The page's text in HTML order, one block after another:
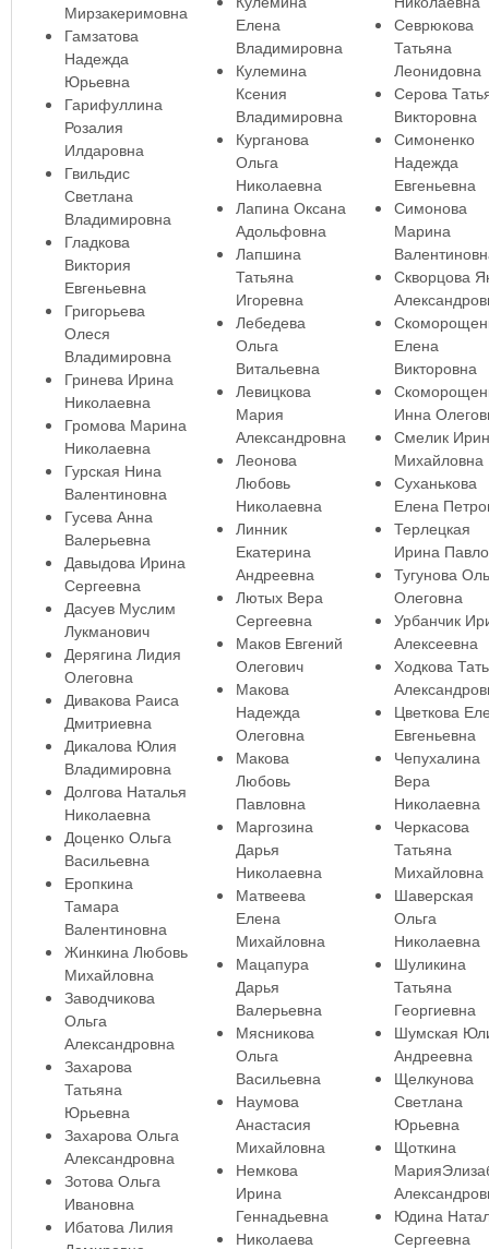
Мирзакеримовна
Гамзатова
Надежда
Юрьевна
Гарифуллина
Розалия
Илдаровна
Гвильдис
Светлана
Владимировна
Гладкова
Виктория
Евгеньевна
Григорьева
Олеся
Владимировна
Гринева Ирина
Николаевна
Громова Марина
Николаевна
Гурская Нина
Валентиновна
Гусева Анна
Валерьевна
Давыдова Ирина
Сергеевна
Дасуев Муслим
Лукманович
Дерягина Лидия
Олеговна
Дивакова Раиса
Дмитриевна
Дикалова Юлия
Владимировна
Долгова Наталья
Николаевна
Доценко Ольга
Васильевна
Еропкина
Тамара
Валентиновна
Жинкина Любовь
Михайловна
Заводчикова
Ольга
Александровна
Захарова
Татьяна
Юрьевна
Захарова Ольга
Александровна
Зотова Ольга
Ивановна
Ибатова Лилия
Елена
Владимировна
Кулемина
Ксения
Владимировна
Курганова
Ольга
Николаевна
Лапина Оксана
Адольфовна
Лапшина
Татьяна
Игоревна
Лебедева
Ольга
Витальевна
Левицкова
Мария
Александровна
Леонова
Любовь
Николаевна
Линник
Екатерина
Андреевна
Лютых Вера
Сергеевна
Маков Евгений
Олегович
Макова
Надежда
Олеговна
Макова
Любовь
Павловна
Маргозина
Дарья
Николаевна
Матвеева
Елена
Михайловна
Мацапура
Дарья
Валерьевна
Мясникова
Ольга
Васильевна
Наумова
Анастасия
Михайловна
Немкова
Ирина
Геннадьевна
Николаева
Севрюкова
Татьяна
Леонидовна
Серова
Викторовна
Симоненко
Надежда
Евгеньевна
Симонова
Марина
Скворцова
Елена
Викторовна
Инна
Смелик
Михайловна
Суханькова
Елена
Терлецкая
Ирина
Тугунова
Олеговна
Урбанчик
Алексеевна
Ходкова
Цветкова
Евгеньевна
Чепухалина
Вера
Николаевна
Черкасова
Татьяна
Михайловна
Шаверская
Ольга
Николаевна
Шуликина
Татьяна
Георгиевна
Шумская
Андреевна
Щелкунова
Светлана
Юрьевна
Щоткина
Юдина
Сергеевна